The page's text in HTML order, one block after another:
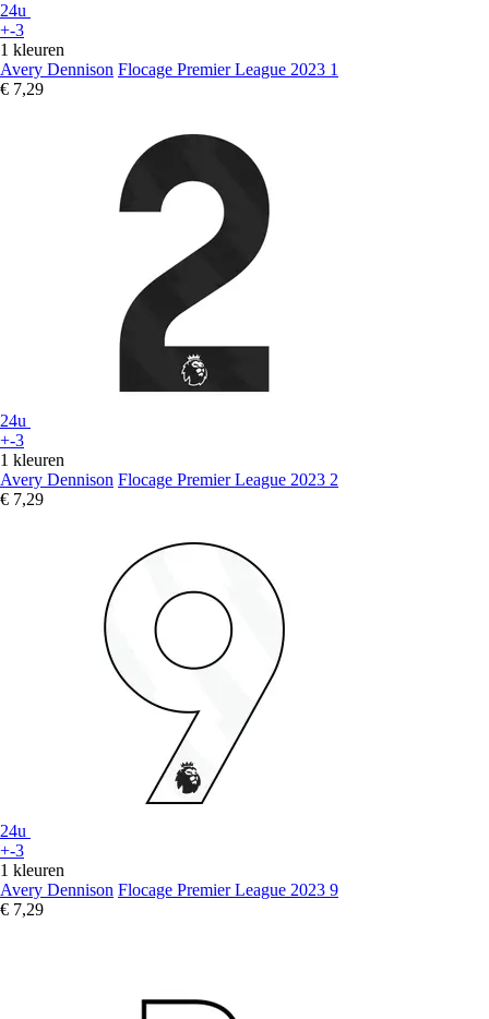
24u
+-3
1 kleuren
Avery Dennison Flocage Premier League 2023 1
€ 7,29
24u
+-3
1 kleuren
Avery Dennison Flocage Premier League 2023 2
€ 7,29
24u
+-3
1 kleuren
Avery Dennison Flocage Premier League 2023 9
€ 7,29